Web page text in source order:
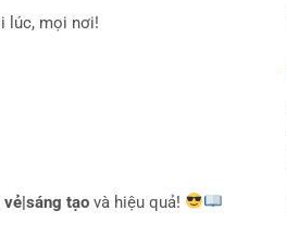
lúc, mọi nơi!
tạo và hiệu quả!